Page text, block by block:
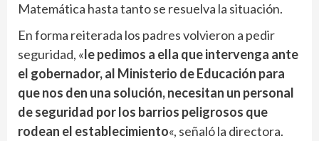
Matemática hasta tanto se resuelva la situación.
En forma reiterada los padres volvieron a pedir
seguridad, «le pedimos a ella que intervenga ante
el gobernador, al Ministerio de Educación para
que nos den una solución, necesitan un personal
de seguridad por los barrios peligrosos que
rodean el establecimiento«, señaló la directora.